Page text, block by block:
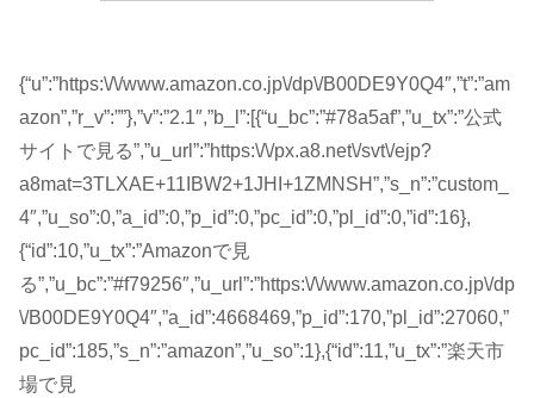
{“u”:”https:\/\/www.amazon.co.jp\/dp\/B00DE9Y0Q4″,”t”:”am
azon”,”r_v”:””},”v”:”2.1″,”b_l”:[{“u_bc”:”#78a5af”,”u_tx”:”公式
サイトで見る”,”u_url”:”https:\/\/px.a8.net\/svt\/ejp?
a8mat=3TLXAE+11IBW2+1JHI+1ZMNSH”,”s_n”:”custom_
4″,”u_so”:0,”a_id”:0,”p_id”:0,”pc_id”:0,”pl_id”:0,”id”:16},
{“id”:10,”u_tx”:”Amazonで見
る”,”u_bc”:”#f79256″,”u_url”:”https:\/\/www.amazon.co.jp\/dp
\/B00DE9Y0Q4″,”a_id”:4668469,”p_id”:170,”pl_id”:27060,”
pc_id”:185,”s_n”:”amazon”,”u_so”:1},{“id”:11,”u_tx”:”楽天市
場で見